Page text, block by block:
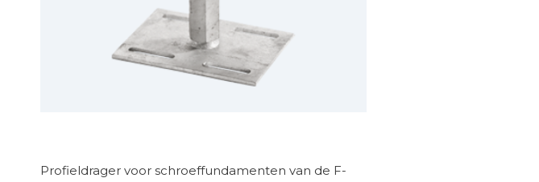
Profieldrager voor schroeffundamenten van de F-